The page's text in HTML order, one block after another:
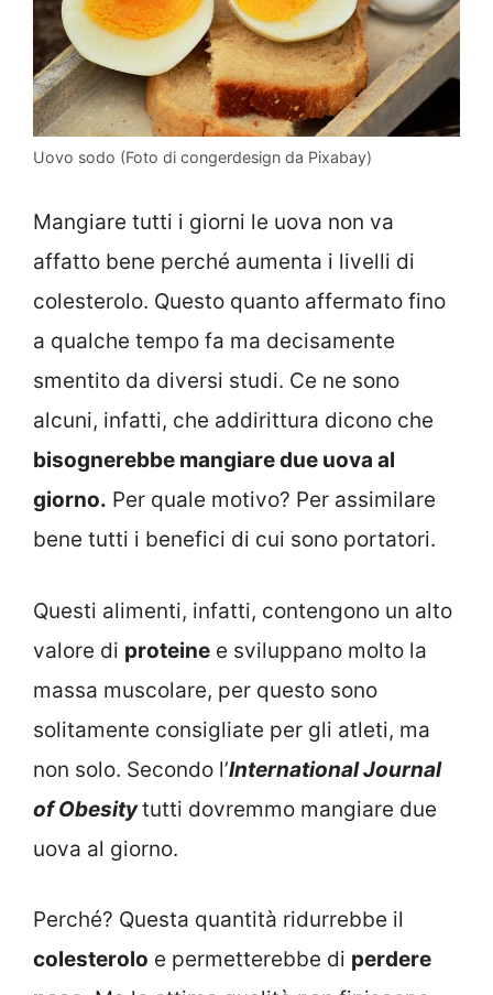
Uovo sodo (Foto di congerdesign da Pixabay)
Mangiare tutti i giorni le uova non va
affatto bene perché aumenta i livelli di
colesterolo. Questo quanto affermato fino
a qualche tempo fa ma decisamente
smentito da diversi studi. Ce ne sono
alcuni, infatti, che addirittura dicono che
bisognerebbe mangiare due uova al
giorno. Per quale motivo? Per assimilare
bene tutti i benefici di cui sono portatori.
Questi alimenti, infatti, contengono un alto
valore di proteine e sviluppano molto la
massa muscolare, per questo sono
solitamente consigliate per gli atleti, ma
non solo. Secondo l’International Journal
of Obesitytutti dovremmo mangiare due
uova al giorno.
Perché? Questa quantità ridurrebbe il
colesterolo e permetterebbe di perdere